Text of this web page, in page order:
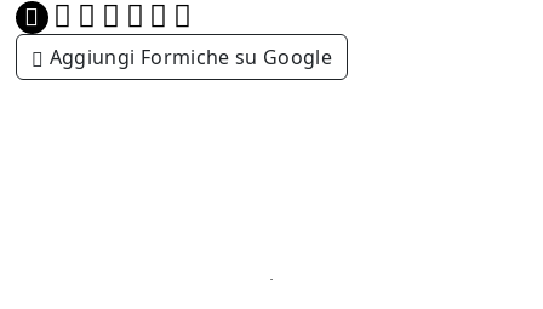
Aggiungi Formiche su Google